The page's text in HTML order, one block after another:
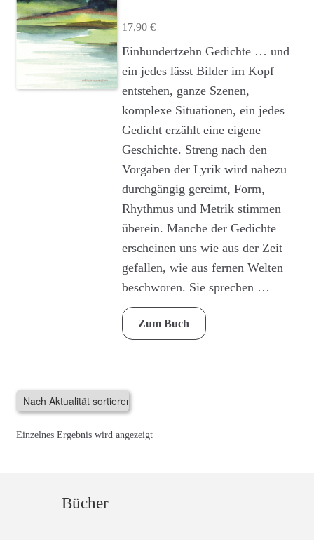
c
c
t
17,90 €
Einhundertzehn Gedichte … und
ein jedes lässt Bilder im Kopf
entstehen, ganze Szenen,
komplexe Situationen, ein jedes
Gedicht erzählt eine eigene
Geschichte. Streng nach den
Vorgaben der Lyrik wird nahezu
durchgängig gereimt, Form,
Rhythmus und Metrik stimmen
überein. Manche der Gedichte
erscheinen uns wie aus der Zeit
gefallen, wie aus fernen Welten
beschworen. Sie sprechen …
Zum Buch
Einzelnes Ergebnis wird angezeigt
Bücher